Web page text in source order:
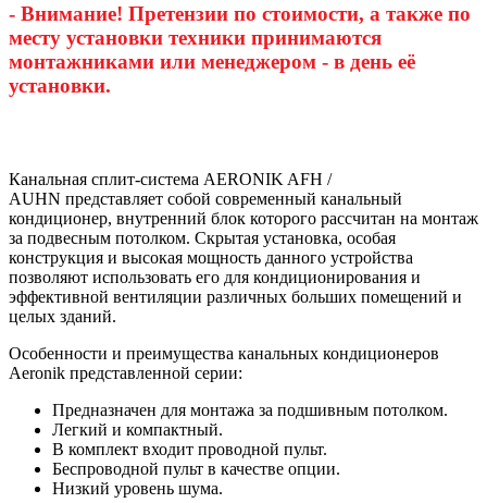
- Внимание! Претензии по стоимости, а также по
месту установки техники принимаются
монтажниками или менеджером - в день её
установки.
Канальная сплит-система AERONIK AFH /
AUHN представляет собой современный канальный
кондиционер, внутренний блок которого рассчитан на монтаж
за подвесным потолком. Скрытая установка, особая
конструкция и высокая мощность данного устройства
позволяют использовать его для кондиционирования и
эффективной вентиляции различных больших помещений и
целых зданий.
Особенности и преимущества канальных кондиционеров
Aeronik представленной серии:
Предназначен для монтажа за подшивным потолком.
Легкий и компактный.
В комплект входит проводной пульт.
Беспроводной пульт в качестве опции.
Низкий уровень шума.